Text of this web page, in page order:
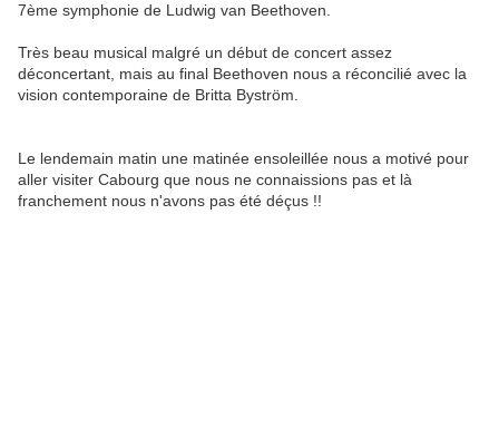
7ème symphonie de Ludwig van Beethoven.
Très beau musical malgré un début de concert assez
déconcertant, mais au final Beethoven nous a réconcilié avec la
vision contemporaine de Britta Byström.
Le lendemain matin une matinée ensoleillée nous a motivé pour
aller visiter Cabourg que nous ne connaissions pas et là
franchement nous n'avons pas été déçus !!